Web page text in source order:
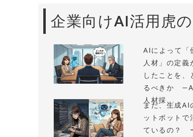
企業向けAI活用虎
AIによって「
人材」の定義
したことを、
るべきか
人材採...
まだ、生成AI
ットボットで
ているの？